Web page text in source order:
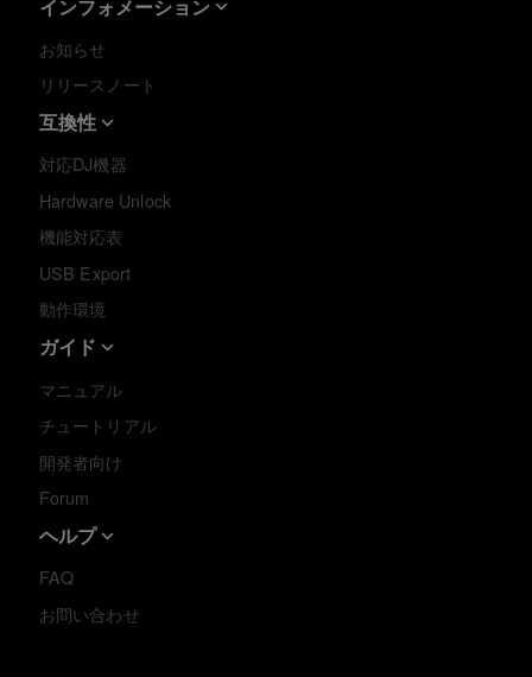
インフォメーション
お知らせ
リリースノート
互換性
対応DJ機器
Hardware Unlock
機能対応表
USB Export
動作環境
ガイド
マニュアル
チュートリアル
開発者向け
Forum
ヘルプ
FAQ
お問い合わせ